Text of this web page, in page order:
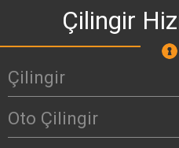
Çilingir
Çilingir
Oto Çilingir